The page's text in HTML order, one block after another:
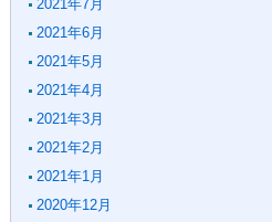
2021年7月
2021年6月
2021年5月
2021年4月
2021年3月
2021年2月
2021年1月
2020年12月